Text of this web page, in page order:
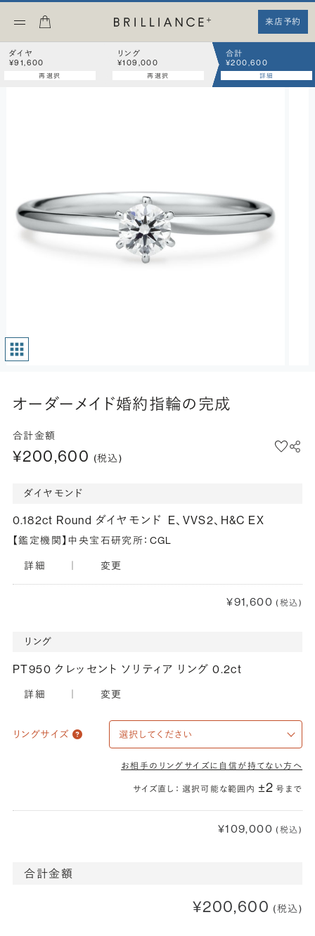
来店予約
ダイヤ
¥91,600
再選択
リング
¥109,000
再選択
合計
¥200,600
詳細
オーダーメイド婚約指輪の完成
合計金額
¥200,600 (税込)
ダイヤモンド
0.182ct Round ダイヤモンド E、VVS2、H&C EX
【鑑定機関】中央宝石研究所：CGL
詳細 変更
¥91,600 (税込)
リング
PT950 クレッセント ソリティア リング 0.2ct
詳細 変更
リングサイズ
お相手のリングサイズに自信が持てない方へ
サイズ直し： 選択可能な範囲内 ±2 号まで
¥109,000 (税込)
合計金額
¥200,600 (税込)